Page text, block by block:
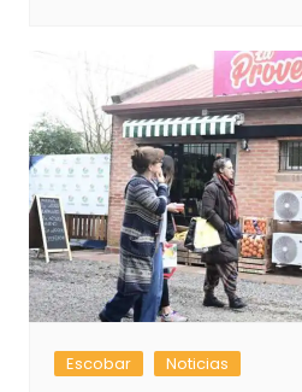
Escobar Noticias